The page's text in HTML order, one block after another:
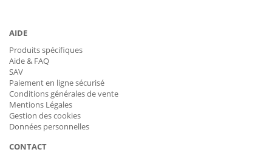
AIDE
Produits spécifiques
Aide & FAQ
SAV
Paiement en ligne sécurisé
Conditions générales de vente
Mentions Légales
Gestion des cookies
Données personnelles
CONTACT